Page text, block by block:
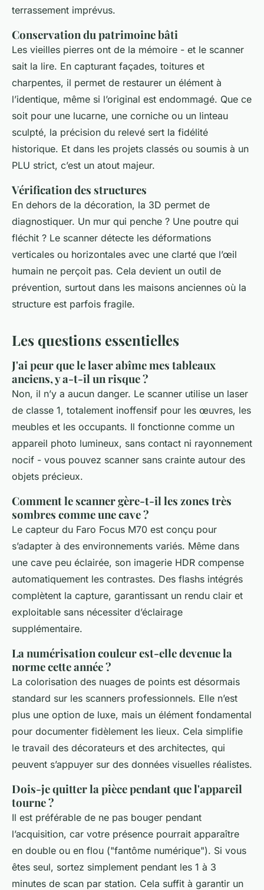
terrassement imprévus.
Conservation du patrimoine bâti
Les vieilles pierres ont de la mémoire - et le scanner
sait la lire. En capturant façades, toitures et
charpentes, il permet de restaurer un élément à
l’identique, même si l’original est endommagé. Que ce
soit pour une lucarne, une corniche ou un linteau
sculpté, la précision du relevé sert la fidélité
historique. Et dans les projets classés ou soumis à un
PLU strict, c’est un atout majeur.
Vérification des structures
En dehors de la décoration, la 3D permet de
diagnostiquer. Un mur qui penche ? Une poutre qui
fléchit ? Le scanner détecte les déformations
verticales ou horizontales avec une clarté que l’œil
humain ne perçoit pas. Cela devient un outil de
prévention, surtout dans les maisons anciennes où la
structure est parfois fragile.
Les questions essentielles
J'ai peur que le laser abîme mes tableaux
anciens, y a-t-il un risque ?
Non, il n’y a aucun danger. Le scanner utilise un laser
de classe 1, totalement inoffensif pour les œuvres, les
meubles et les occupants. Il fonctionne comme un
appareil photo lumineux, sans contact ni rayonnement
nocif - vous pouvez scanner sans crainte autour des
objets précieux.
Comment le scanner gère-t-il les zones très
sombres comme une cave ?
Le capteur du Faro Focus M70 est conçu pour
s’adapter à des environnements variés. Même dans
une cave peu éclairée, son imagerie HDR compense
automatiquement les contrastes. Des flashs intégrés
complètent la capture, garantissant un rendu clair et
exploitable sans nécessiter d’éclairage
supplémentaire.
La numérisation couleur est-elle devenue la
norme cette année ?
La colorisation des nuages de points est désormais
standard sur les scanners professionnels. Elle n’est
plus une option de luxe, mais un élément fondamental
pour documenter fidèlement les lieux. Cela simplifie
le travail des décorateurs et des architectes, qui
peuvent s’appuyer sur des données visuelles réalistes.
Dois-je quitter la pièce pendant que l'appareil
tourne ?
Il est préférable de ne pas bouger pendant
l’acquisition, car votre présence pourrait apparaître
en double ou en flou ("fantôme numérique"). Si vous
êtes seul, sortez simplement pendant les 1 à 3
minutes de scan par station. Cela suffit à garantir un